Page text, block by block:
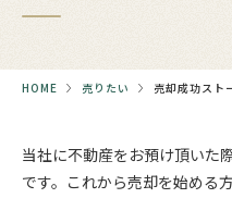
HOME 売りたい 売却成功スト
当社に不動産をお預け頂いた
です。これから売却を始める